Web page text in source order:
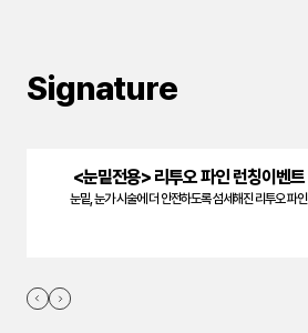
Signature
<눈밑전용> 리투오 파인 런칭이벤트
눈밑, 눈가 시술에 더 안전하도록 섬세해진 리투오 파인